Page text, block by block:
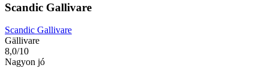
Scandic Gallivare
Scandic Gallivare
Gällivare
8,0/10
Nagyon jó